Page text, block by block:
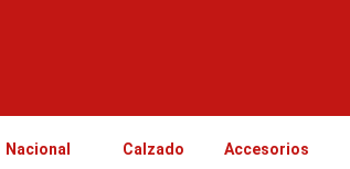
Nacional Calzado Accesorios